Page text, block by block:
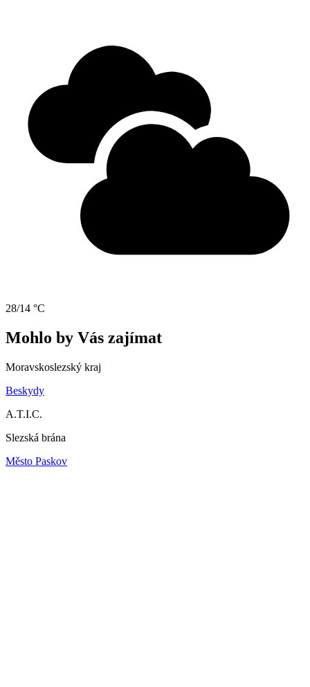
28/14 °C
Mohlo by Vás zajímat
Moravskoslezský kraj
Beskydy
A.T.I.C.
Slezská brána
Město Paskov